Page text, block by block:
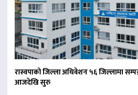
रास्वपाको जिल्ला अधिवेशन ५६ जिल्लामा
आजदेखि सुरु